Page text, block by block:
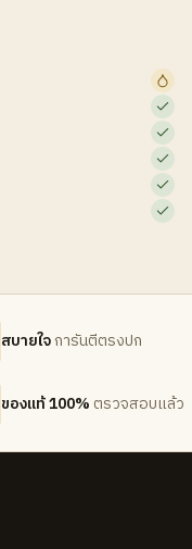
สบายใจการันตีตรงปก
ของแท้ 100% ตรวจสอบแล้ว